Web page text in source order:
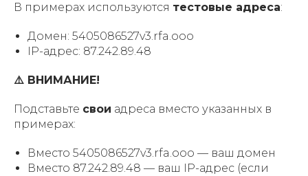
В примерах используются тестовые адреса:
Домен: 5405086527v3.rfa.ooo
IP-адрес: 87.242.89.48
⚠️ ВНИМАНИЕ!
Подставьте свои адреса вместо указанных в
примерах:
Вместо 5405086527v3.rfa.ooo — ваш домен
Вместо 87.242.89.48 — ваш IP-адрес (если